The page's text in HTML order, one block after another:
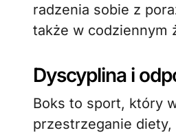
radzenia sobie z
także w codziennym
Dyscyplina i
Boks to sport, który
przestrzeganie